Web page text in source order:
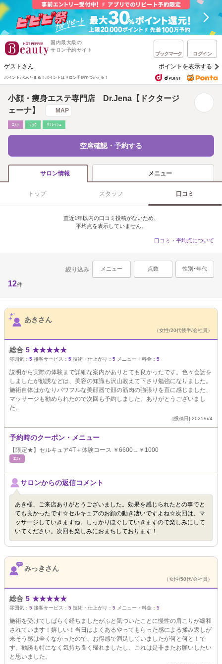
国内最大級の
サロン予約サイト
ブックマーク ログイン
ゲストさん ポイントを表示する
ポイントが1%たまる！ ポイントはサロン予約でつかえる！
小顔・痩身エステ専門店 Dr.Jena【ドクタージ
ェーナ】
MAP
ｴｽﾃ ﾘﾗｸ ﾘﾌﾚｯｼｭ
空席確認・予約する
サロン情報 メニュー
トップ スタッフ 口コミ
直近1年以内の口コミ投稿がないため、
平均点を表示していません。
口コミ・平均点について
絞り込み メニュー 点数 性別･年代
12件
サロンPick Up
あきさん
（女性/20代後半/会社員）
総合 5 ★★★★★
雰囲気： 5 接客サービス： 5 技術・仕上がり： 5 メニュー・料金： 5
説明から実際の体験まで詳細な案内がありとても良かったです。色々会話を
しましたが勧誘などは、美容の知識も沢山教えて下さり勉強になりました。
施術自体はかなりパワフルな美顔器で顔の筋肉の強張りを直に感じました、
マッサージも勧められたので次回も予約しました。ありがとうございまし
た。
[投稿日] 2025/6/4
予約時のクーポン・メニュー
【限定★】セルキュア4T＋体験コース ￥6600→￥1000
ｴｽﾃ
サロンからの返信コメント
あき様、ご来店ありがとうございました。効果を感じられたとの事でと
ても良かったです☆セルキュアのお顔の動き凄いですよね☆次回は、マ
ッサージしていきますね。しっかりほぐしていきますので楽しみにして
いてください。次回も楽しみにおまちしております！
みっきさん
（女性/50代/会社員）
総合 5 ★★★★★
雰囲気： 5 接客サービス： 5 技術・仕上がり： 5 メニュー・料金： 5
施術を受けてしばらく経ちましたがふと気づいたことに慢性の肩こりが緩和
されています！嬉しい！当日はよくあるやってもらった感による揉み返しが
来そう感は全くなかったので、お得感で満足していましたが何と何と！で
す。勧誘も特になく気持ち良く帰れましたし、これは是非またお願いしたい
と思いました。